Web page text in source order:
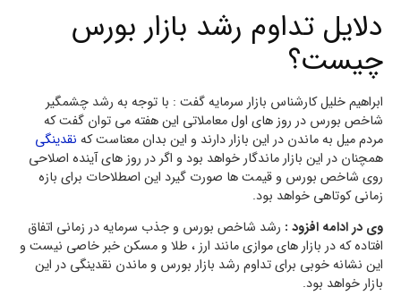
دلایل تداوم رشد بازار بورس
چیست؟
ابراهیم خلیل کارشناس بازار سرمایه گفت : با توجه به رشد چشمگیر
شاخص بورس در روز های اول معاملاتی این هفته می توان گفت که
مردم میل به ماندن در این بازار دارند و این بدان معناست که نقدینگی
همچنان در این بازار ماندگار خواهد بود و اگر در روز های آینده اصلاحی
روی شاخص بورس و قیمت ها صورت گیرد این اصطلاحات برای بازه
زمانی کوتاهی خواهد بود.
وی در ادامه افزود : رشد شاخص بورس و جذب سرمایه در زمانی اتفاق
افتاده که در بازار های موازی مانند ارز ، طلا و مسکن خبر خاصی نیست و
این نشانه خوبی برای تداوم رشد بازار بورس و ماندن نقدینگی در این
بازار خواهد بود.